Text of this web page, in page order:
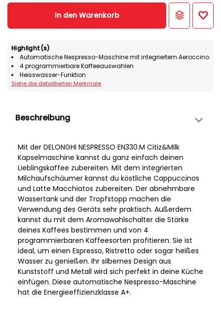
In den Warenkorb
Highlight(s)
Automatische Nespresso-Maschine mit integriertem Aeroccino
4 programmierbare Kaffeeauswahlen
Heisswasser-Funktion
Siehe die detaillierten Merkmale
Beschreibung
Mit der DELONGHI NESPRESSO EN330.M Citiz&Milk
Kapselmaschine kannst du ganz einfach deinen
Lieblingskaffee zubereiten. Mit dem integrierten
Milchaufschäumer kannst du köstliche Cappuccinos
und Latte Macchiatos zubereiten. Der abnehmbare
Wassertank und der Tropfstopp machen die
Verwendung des Geräts sehr praktisch. Außerdem
kannst du mit dem Aromawahlschalter die Stärke
deines Kaffees bestimmen und von 4
programmierbaren Kaffeesorten profitieren. Sie ist
ideal, um einen Espresso, Ristretto oder sogar heißes
Wasser zu genießen. Ihr silbernes Design aus
Kunststoff und Metall wird sich perfekt in deine Küche
einfügen. Diese automatische Nespresso-Maschine
hat die Energieeffizienzklasse A+.